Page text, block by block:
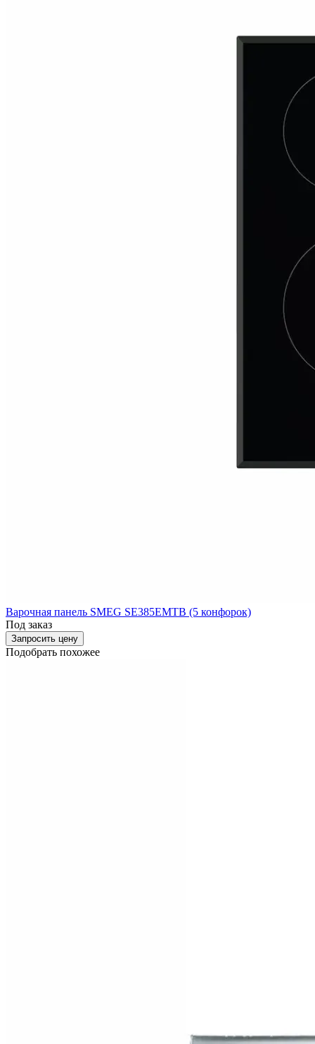
Варочная панель SMEG SE385EMTB (5 конфорок)
Под заказ
Запросить цену
Подобрать похожее